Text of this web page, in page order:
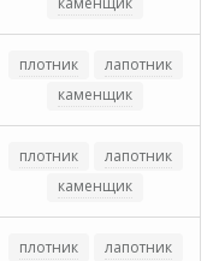
плотник
лапотник
каменщик
плотник
лапотник
каменщик
плотник
лапотник